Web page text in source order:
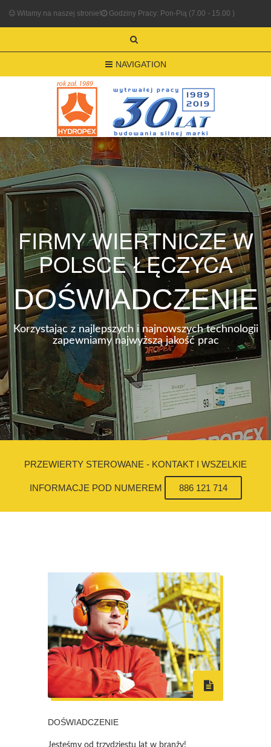
Witamy na naszej stronie! Godziny Pracy: Pon-Pią (7.00 - 15.00 )
NAVIGATION
FIRMY WIERTNICZE W
POLSCE ŁĘCZYCA
DOŚWIADCZENIE
Korzystając z najlepszych i najnowszych technologii
zapewniamy najwyższą jakość prac
PRZEWIERTY STEROWANE - KONTAKT I WSZELKIE
INFORMACJE POD NUMEREM 886 121 714
DOŚWIADCZENIE
Jesteśmy od trzydziestu lat w branży!